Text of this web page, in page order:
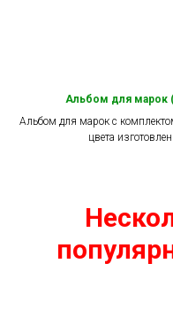
Альбом для марок
Альбом для марок с
цвета